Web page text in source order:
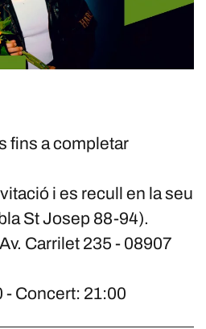
fins a completar
i es recull en la seu
St Josep 88-94).
Carrilet 235 - 08907
- Concert: 21:00